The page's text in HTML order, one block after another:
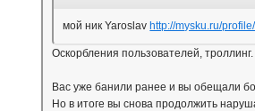
мой ник Yaroslav http://mysku.ru/
Оскорбления пользователей, троллинг.
Вас уже банили ранее и вы обещали
Но в итоге вы снова продолжить